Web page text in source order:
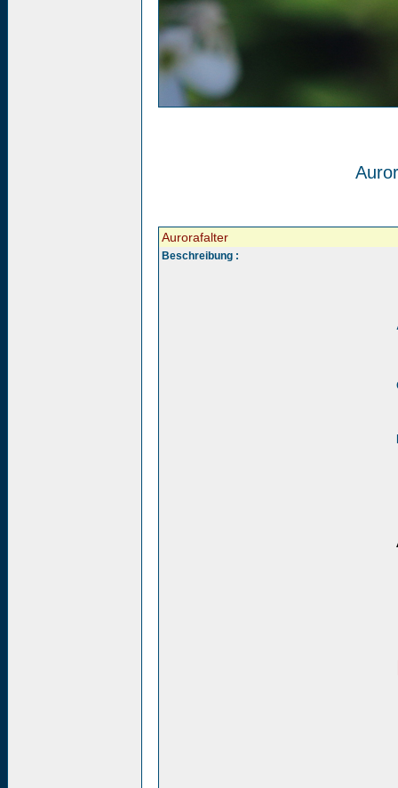
Aurorafalter
Beschreibung :